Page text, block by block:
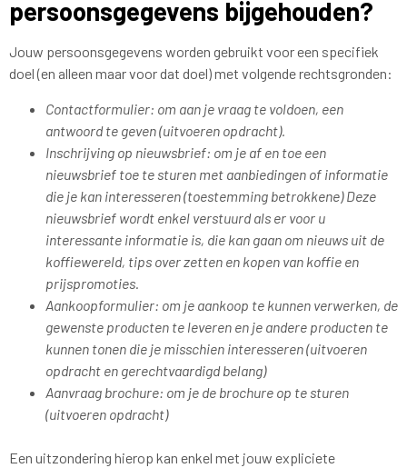
persoonsgegevens bijgehouden?
Jouw persoonsgegevens worden gebruikt voor een specifiek
doel (en alleen maar voor dat doel) met volgende rechtsgronden:
Contactformulier: om aan je vraag te voldoen, een
antwoord te geven (uitvoeren opdracht).
Inschrijving op nieuwsbrief: om je af en toe een
nieuwsbrief toe te sturen met aanbiedingen of informatie
die je kan interesseren (toestemming betrokkene) Deze
nieuwsbrief wordt enkel verstuurd als er voor u
interessante informatie is, die kan gaan om nieuws uit de
koffiewereld, tips over zetten en kopen van koffie en
prijspromoties.
Aankoopformulier: om je aankoop te kunnen verwerken, de
gewenste producten te leveren en je andere producten te
kunnen tonen die je misschien interesseren (uitvoeren
opdracht en gerechtvaardigd belang)
Aanvraag brochure: om je de brochure op te sturen
(uitvoeren opdracht)
Een uitzondering hierop kan enkel met jouw expliciete